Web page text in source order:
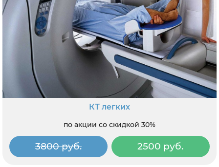
КТ легких
по акции со скидкой 30%
3800 руб. 2500 руб.